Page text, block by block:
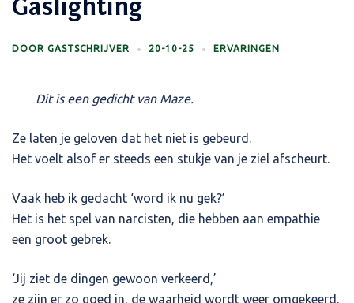
Gaslighting
DOOR GASTSCHRIJVER 20-10-25 ERVARINGEN
Dit is een gedicht van Maze.
Ze laten je geloven dat het niet is gebeurd.
Het voelt alsof er steeds een stukje van je ziel afscheurt.
Vaak heb ik gedacht ‘word ik nu gek?’
Het is het spel van narcisten, die hebben aan empathie
een groot gebrek.
‘Jij ziet de dingen gewoon verkeerd,’
ze zijn er zo goed in, de waarheid wordt weer omgekeerd.